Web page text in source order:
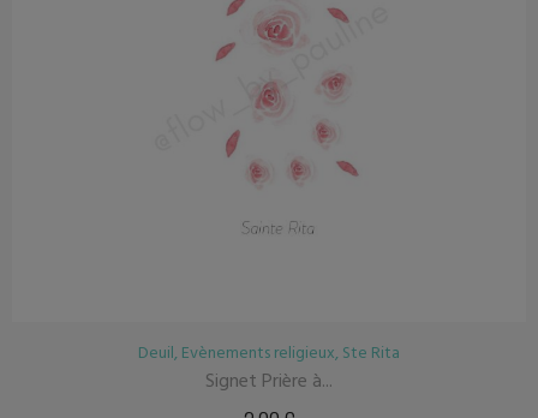
Deuil,Evènements religieux,Ste Rita
Signet Prière à...